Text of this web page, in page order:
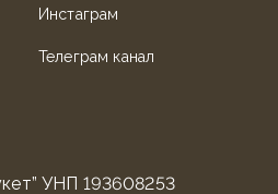
Инстаграм
Телеграм канал
УНП 193608253